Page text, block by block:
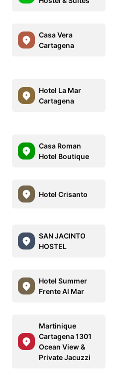
Casa Vera
Cartagena
Hotel La Mar
Cartagena
Casa Roman
Hotel Boutique
Hotel Crisanto
SAN JACINTO
HOSTEL
Hotel Summer
Frente Al Mar
Martinique
Cartagena 1301
Ocean View &
Private Jacuzzi